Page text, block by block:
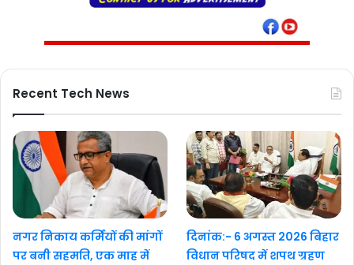
Recent Tech News
नगर निकाय कर्मियों की मांगों
पर बनी सहमति, एक माह में
दिनांक:- 6 अगस्त 2026 बिहार
विधान परिषद में शपथ ग्रहण